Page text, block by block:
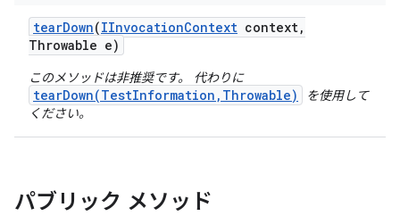
tearDown(IInvocationContext context,
Throwable e)
このメソッドは非推奨です。 代わりに
tearDown(TestInformation,Throwable)
を使用して
ください。
パブリック メソッド